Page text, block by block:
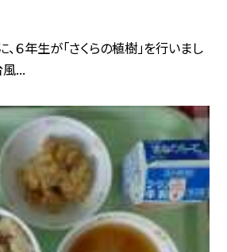
６年生が「さくらの植樹」を行いまし
風...